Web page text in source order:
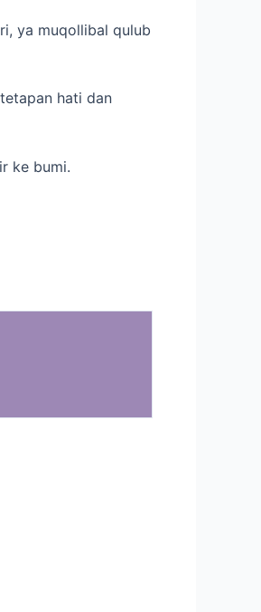
ya muqollibal qulub
hati dan
ke bumi.